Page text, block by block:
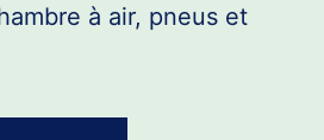
à air, pneus et